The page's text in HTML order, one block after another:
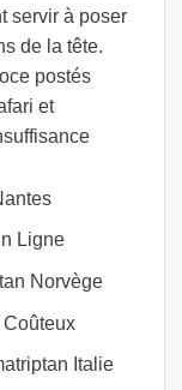
servir à poser
de la tête.
postés
et
Ligne
Norvège
Italie